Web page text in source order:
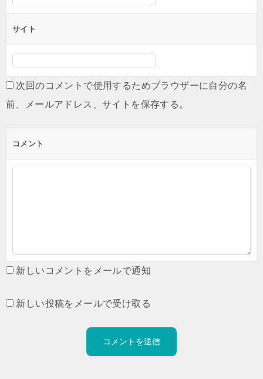
サイト
次回のコメントで使用するためブラウザーに自分の名
前、メールアドレス、サイトを保存する。
コメント
新しいコメントをメールで通知
新しい投稿をメールで受け取る